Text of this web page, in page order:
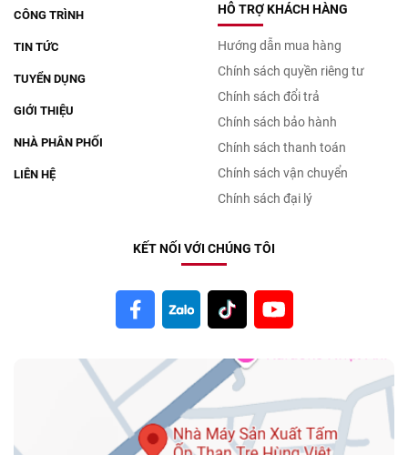
CÔNG TRÌNH
TIN TỨC
TUYỂN DỤNG
GIỚI THIỆU
NHÀ PHÂN PHỐI
LIÊN HỆ
HỖ TRỢ KHÁCH HÀNG
Hướng dẫn mua hàng
Chính sách quyền riêng tư
Chính sách đổi trả
Chính sách bảo hành
Chính sách thanh toán
Chính sách vận chuyển
Chính sách đại lý
KẾT NỐI VỚI CHÚNG TÔI